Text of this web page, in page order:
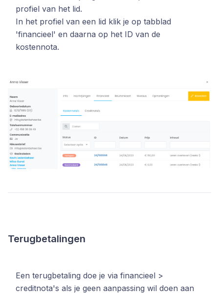
profiel van het lid.
In het profiel van een lid klik je op tabblad
'financieel' en daarna op het ID van de
kostennota.
Terugbetalingen
Een terugbetaling doe je via financieel >
creditnota's als je geen aanpassing wil doen aan